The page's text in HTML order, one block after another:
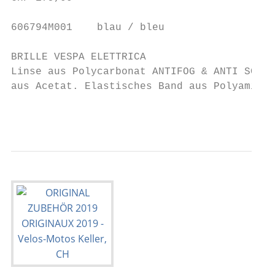
606794M001    blau / bleu
BRILLE VESPA ELETTRICA
Linse aus Polycarbonat ANTIFOG & ANTI
aus Acetat. Elastisches Band aus